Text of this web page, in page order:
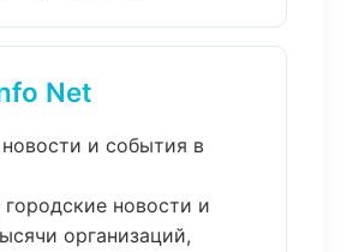
Net
и события в
новости и
организаций,